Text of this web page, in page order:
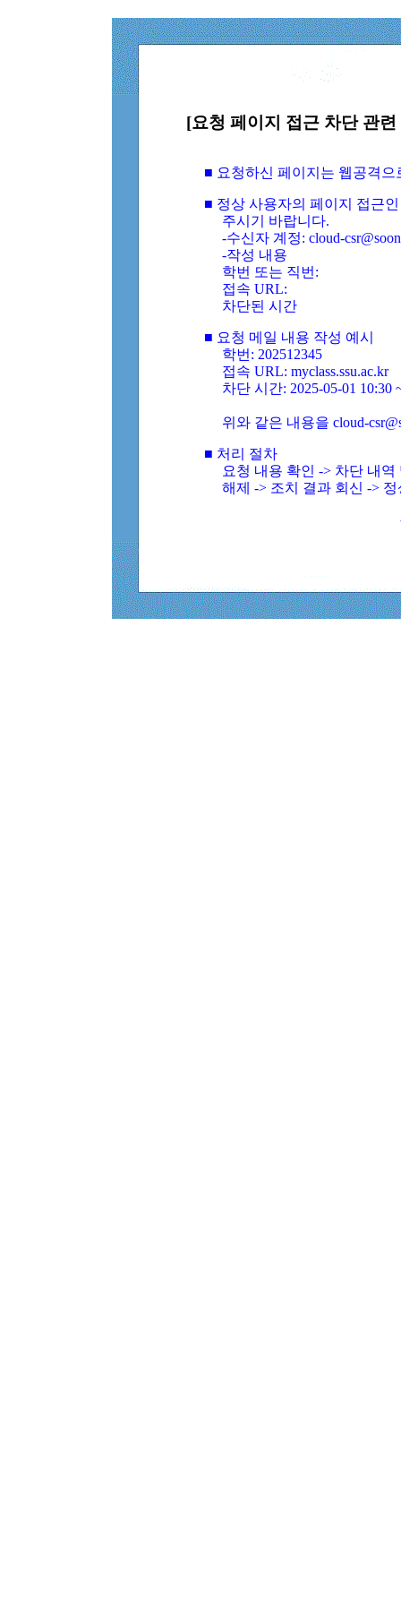
[요청 페이지 접근 차단 관
■ 요청하신 페이지는 웹공격
■ 정상 사용자의 페이지 접근
주시기 바랍니다.
-수신자 계정: cloud-
-작성 내용
학번 또는 직번:
접속 URL:
차단된 시간
■ 요청 메일 내용 작성 예시
학번: 202512345
접속 URL: myclass.ssu.ac.kr
차단 시간: 2025-05-01 10:30
위와 같은 내용을 cloud-
■ 처리 절차
요청 내용 확인 -> 차단 내
해제 -> 조치 결과 회신 ->